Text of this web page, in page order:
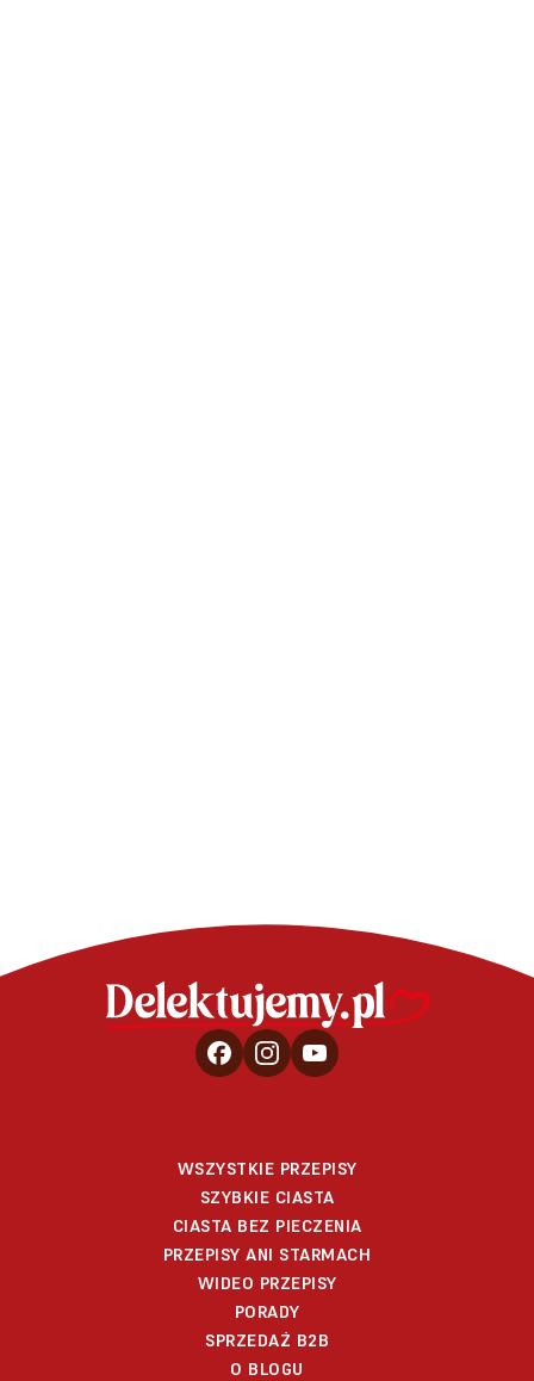
WSZYSTKIE PRZEPISY
SZYBKIE CIASTA
CIASTA BEZ PIECZENIA
PRZEPISY ANI STARMACH
WIDEO PRZEPISY
PORADY
SPRZEDAŻ B2B
O BLOGU